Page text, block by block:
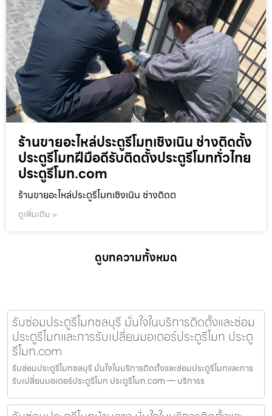
ร้านขายอะไหล่ประตูรีโมทเชิงเนิน ช่างติดตั้ง
ประตูรีโมทฝีมือดีรับติดตั้งประตูรีโมททั่วไทย
ประตูรีโมท.com
ร้านขายอะไหล่ประตูรีโมทเชิงเนิน ช่างติดต
ดูเพิ่มเติม »
ดูบทความทั้งหมด
รับซ่อมประตูรีโมทชลบุรี มั่นใจในบริการติดตั้งและซ่อม
ประตูรีโมทและการรับเปลี่ยนมอเตอร์ประตูรีโมท ประตู
รีโมท.com
รับซ่อมประตูรีโมทชลบุรี มั่นใจในบริการติดตั้งและซ่อมประตูรีโมทและการ
รับเปลี่ยนมอเตอร์ประตูรีโมท ประตูรีโมท.com — บริการร